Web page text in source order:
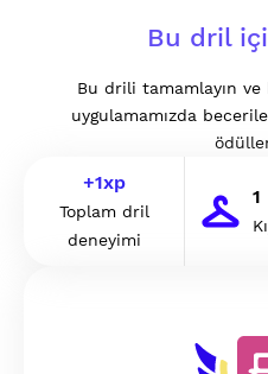
Bu dril
Bu drili tamamlayın
uygulamamızda
+1xp
Toplam dril
deneyimi
1